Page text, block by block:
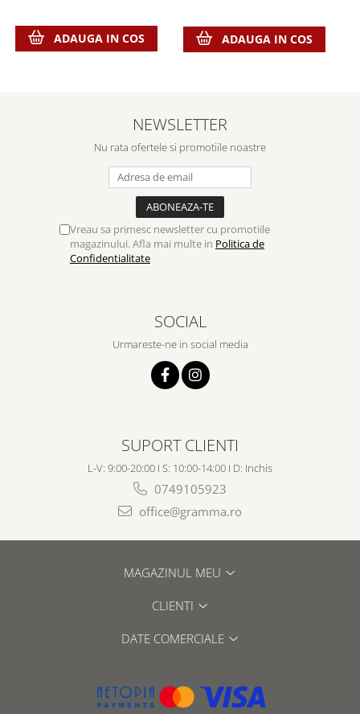
ADAUGA IN COS ADAUGA IN COS
NEWSLETTER
Nu rata ofertele si promotiile noastre
Vreau sa primesc newsletter cu promotiile
magazinului. Afla mai multe in Politica de
Confidentialitate
SOCIAL
Urmareste-ne in social media
SUPORT CLIENTI
L-V: 9:00-20:00 I S: 10:00-14:00 I D: Inchis
0749105923
office@gramma.ro
MAGAZINUL MEU
CLIENTI
DATE COMERCIALE